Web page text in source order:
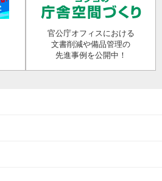
官公庁オフィスにおける
文書削減や備品管理の
先進事例を公開中！